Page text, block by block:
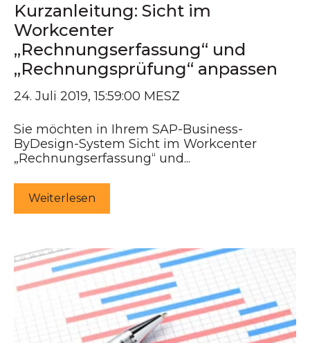
Kurzanleitung: Sicht im
Workcenter
„Rechnungserfassung“ und
„Rechnungsprüfung“ anpassen
24. Juli 2019, 15:59:00 MESZ
Sie möchten in Ihrem SAP-Business-
ByDesign-System Sicht im Workcenter
„Rechnungserfassung“ und...
Weiterlesen